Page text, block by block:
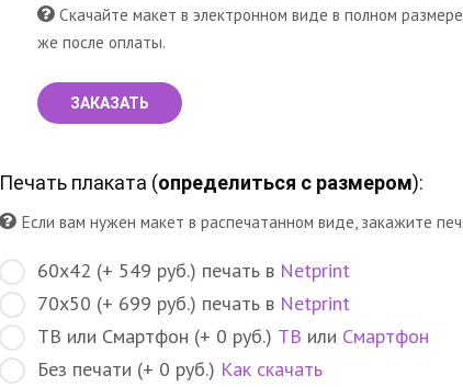
Скачайте макет в электронном виде в полном
же после оплаты.
ЗАКАЗАТЬ
Печать плаката (определиться с размером):
Если вам нужен макет в распечатанном виде, закажите
60х42 (+ 549 руб.) печать в Netprint
70х50 (+ 699 руб.) печать в Netprint
ТВ или Смартфон (+ 0 руб.) ТВ или Смартфон
Без печати (+ 0 руб.) Как скачать